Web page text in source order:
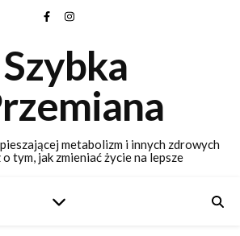
metabolizm i innych zdrowych
tym, jak zmieniać życie na lepsze